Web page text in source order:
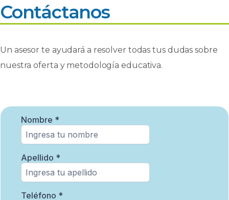
Contáctanos
Un asesor te ayudará a resolver todas tus dudas sobre
nuestra oferta y metodología educativa.